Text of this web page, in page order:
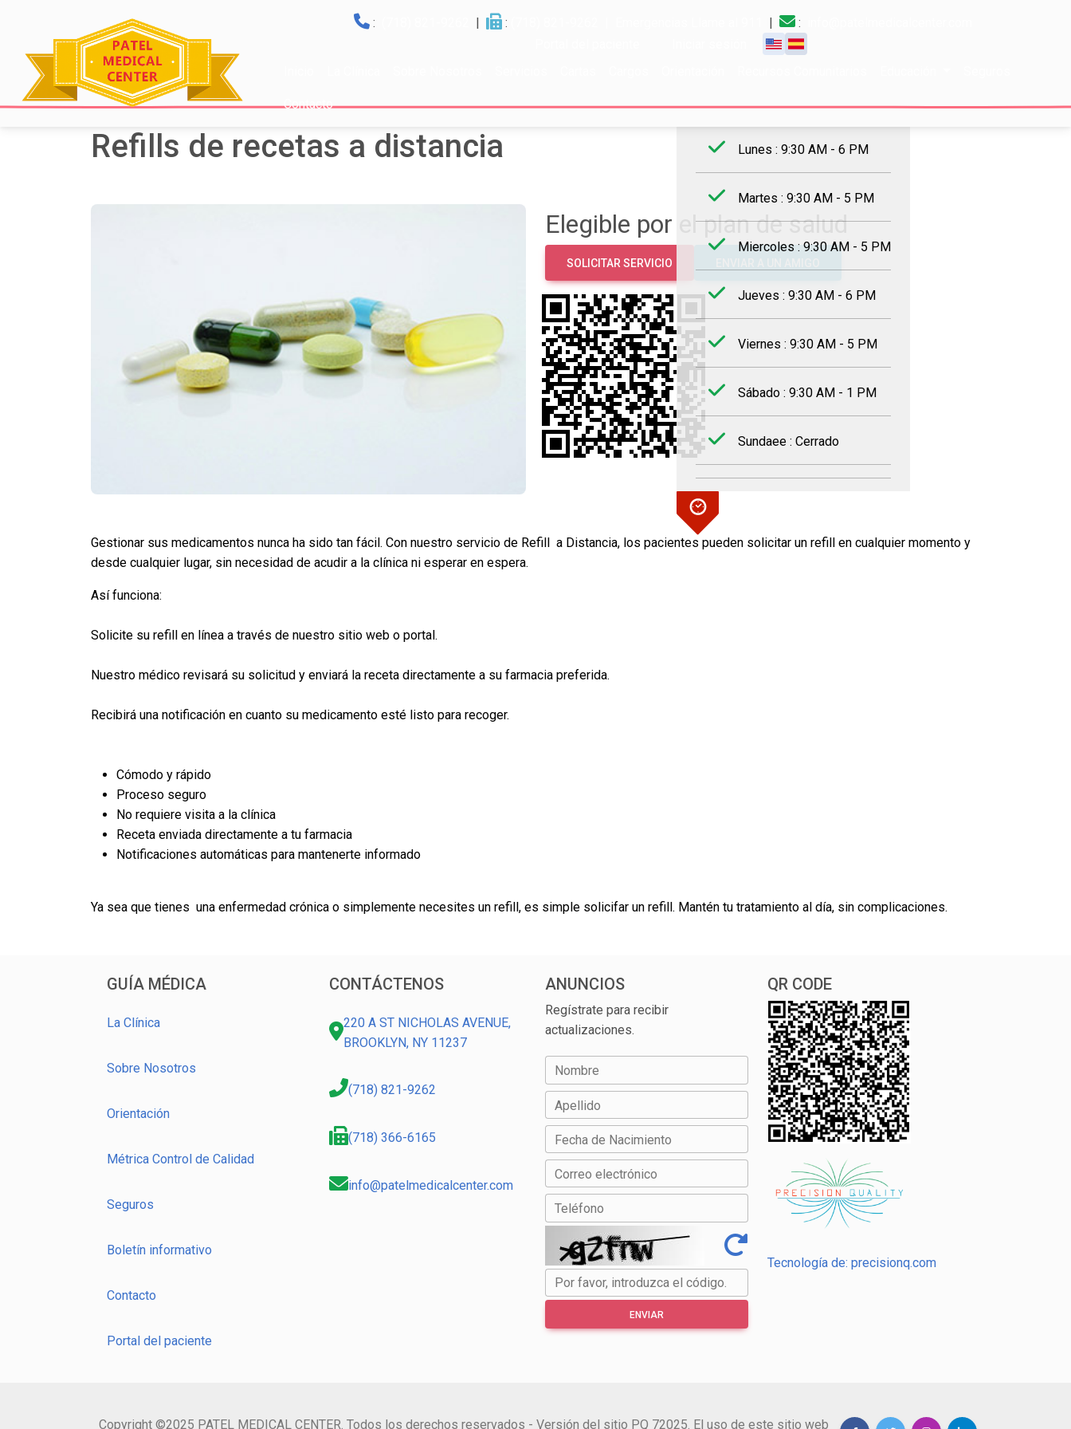
: | : | :
Contacto Horario de trabajo
Lunes : 9:30 AM - 6 PM
Martes : 9:30 AM - 5 PM
Miercoles : 9:30 AM - 5 PM
Jueves : 9:30 AM - 6 PM
Viernes : 9:30 AM - 5 PM
Sábado : 9:30 AM - 1 PM
Sundaee : Cerrado
Refills de recetas a distancia
Elegible por el plan de salud
SOLICITAR SERVICIO
Gestionar sus medicamentos nunca ha sido tan fácil. Con nuestro servicio de Refill a Distancia, los pacientes pueden solicitar un refill en cualquier momento y
desde cualquier lugar, sin necesidad de acudir a la clínica ni esperar en espera.
Así funciona:
Solicite su refill en línea a través de nuestro sitio web o portal.
Nuestro médico revisará su solicitud y enviará la receta directamente a su farmacia preferida.
Recibirá una notificación en cuanto su medicamento esté listo para recoger.
Cómodo y rápido
Proceso seguro
No requiere visita a la clínica
Receta enviada directamente a tu farmacia
Notificaciones automáticas para mantenerte informado
Ya sea que tienes una enfermedad crónica o simplemente necesites un refill, es simple solicifar un refill. Mantén tu tratamiento al día, sin complicaciones.
GUÍA MÉDICA
La Clínica
Sobre Nosotros
Orientación
Métrica Control de Calidad
Seguros
Boletín informativo
Contacto
Portal del paciente
CONTÁCTENOS
220 A ST NICHOLAS AVENUE,
BROOKLYN, NY 11237
(718) 821-9262
(718) 366-6165
info@patelmedicalcenter.com
ANUNCIOS
Regístrate para recibir
actualizaciones.
Nombre
Apellido
Fecha de Nacimiento
Correo electrónico
Teléfono
Por favor, introduzca el código.
ENVIAR
QR CODE
Tecnología de: precisionq.com
Copyright ©2025 PATEL MEDICAL CENTER. Todos los derechos reservados - Versión del sitio PQ 72025. El uso de este sitio web